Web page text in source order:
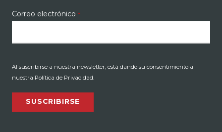
Correo electrónico *
Al suscribirse a nuestra newsletter, está dando su consentimiento a
nuestra Política de Privacidad.
SUSCRIBIRSE